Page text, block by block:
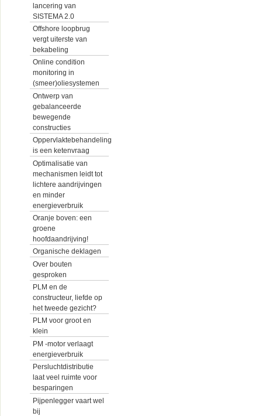
lancering van
SISTEMA 2.0
Offshore loopbrug
vergt uiterste van
bekabeling
Online condition
monitoring in
(smeer)oliesystemen
Ontwerp van
gebalanceerde
bewegende
constructies
Oppervlaktebehandeling
is een ketenvraag
Optimalisatie van
mechanismen leidt tot
lichtere aandrijvingen
en minder
energieverbruik
Oranje boven: een
groene
hoofdaandrijving!
Organische deklagen
Over bouten
gesproken
PLM en de
constructeur, liefde op
het tweede gezicht?
PLM voor groot en
klein
PM -motor verlaagt
energieverbruik
Persluchtdistributie
laat veel ruimte voor
besparingen
Pijpenlegger vaart wel
bij